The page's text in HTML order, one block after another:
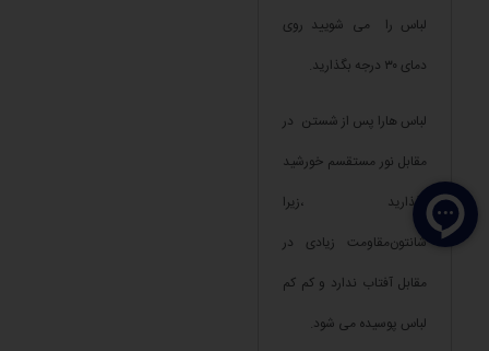
لباس را می شویید روی
دمای ۳۰ درجه بگذارید.
لباس هارا پس از شستن در
مقابل نور مستقسم خورشید
نگذارید ،زیرا
شانتون‌مقاومت زیادی در
مقابل آفتاب ندارد و کم کم
لباس پوسیده می شود.